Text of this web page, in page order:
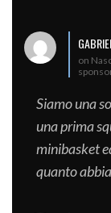
on
Siamo una
una prima
minibasket
quanto